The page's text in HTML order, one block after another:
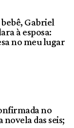
Gabriel
à esposa:
no meu lugar
no
novela das seis;